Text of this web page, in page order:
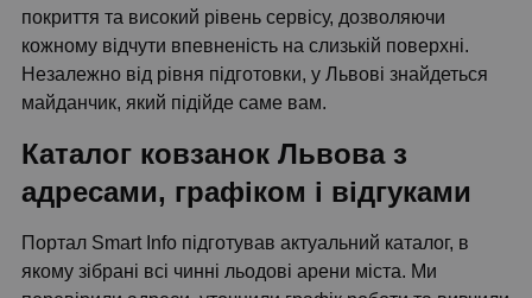
покриття та високий рівень сервісу, дозволяючи
кожному відчути впевненість на слизькій поверхні.
Незалежно від рівня підготовки, у Львові знайдеться
майданчик, який підійде саме вам.
Каталог ковзанок Львова з
адресами, графіком і відгуками
Портал Smart Info підготував актуальний каталог, в
якому зібрані всі чинні льодові арени міста. Ми